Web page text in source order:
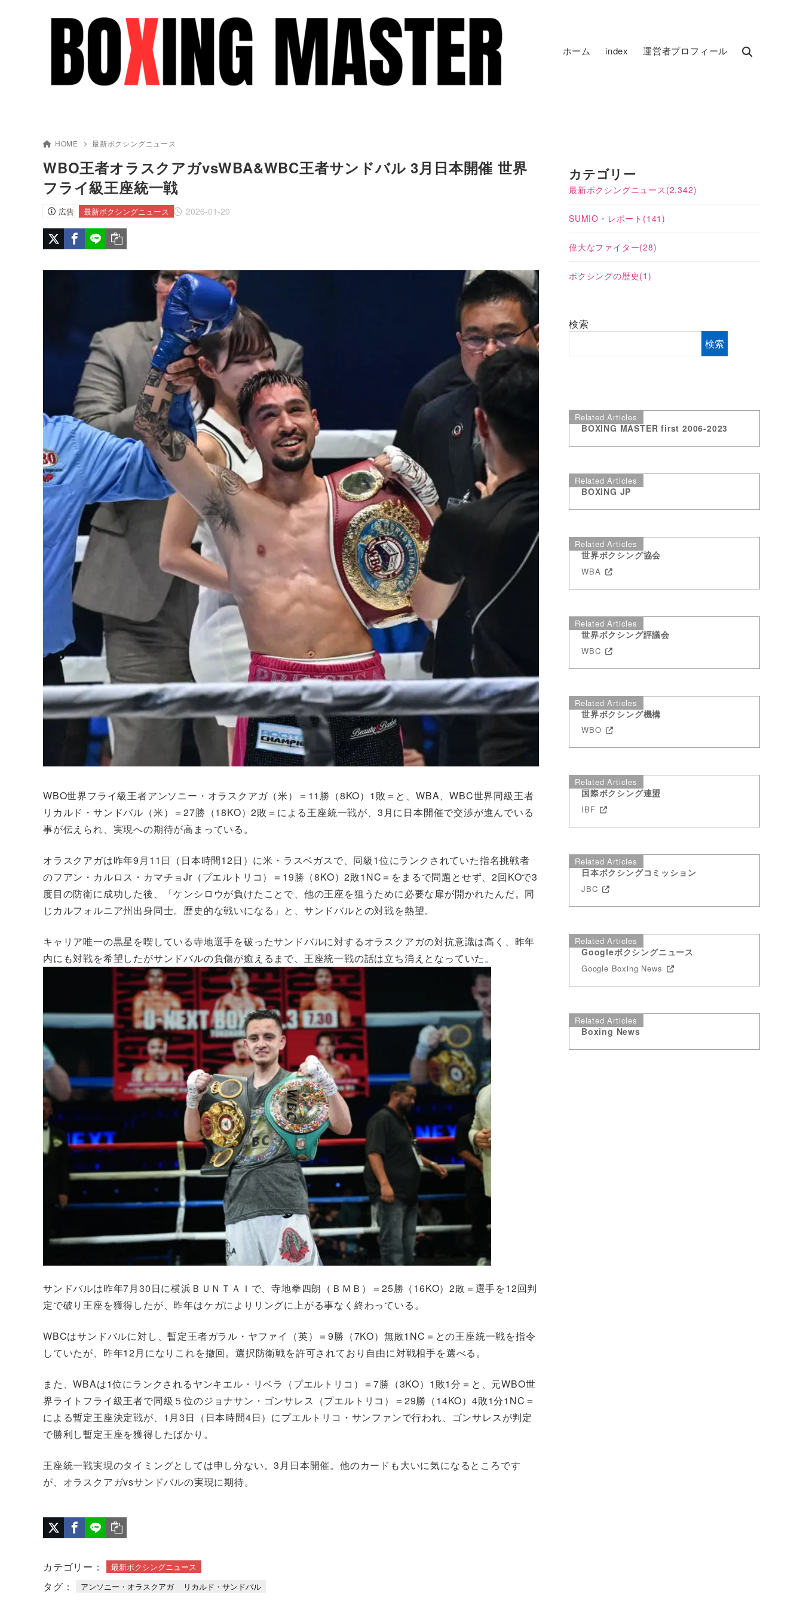
ホーム index 運営者プロフィール
HOME 最新ボクシングニュース
WBO王者オラスクアガvsWBA&WBC王者サンドバル 3月日本開催 世界
フライ級王座統一戦
広告 2026-01-20
最新ボクシングニュース
WBO世界フライ級王者アンソニー・オラスクアガ（米）＝11勝（8KO）1敗＝と、WBA、WBC世界同級王者
リカルド・サンドバル（米）＝27勝（18KO）2敗＝による王座統一戦が、3月に日本開催で交渉が進んでいる
事が伝えられ、実現への期待が高まっている。
オラスクアガは昨年9月11日（日本時間12日）に米・ラスベガスで、同級1位にランクされていた指名挑戦者
のフアン・カルロス・カマチョJr（プエルトリコ）＝19勝（8KO）2敗1NC＝をまるで問題とせず、2回KOで3
度目の防衛に成功した後、「ケンシロウが負けたことで、他の王座を狙うために必要な扉が開かれたんだ。同
じカルフォルニア州出身同士。歴史的な戦いになる」と、サンドバルとの対戦を熱望。
キャリア唯一の黒星を喫している寺地選手を破ったサンドバルに対するオラスクアガの対抗意識は高く、昨年
内にも対戦を希望したがサンドバルの負傷が癒えるまで、王座統一戦の話は立ち消えとなっていた。
サンドバルは昨年7月30日に横浜ＢＵＮＴＡＩで、寺地拳四朗（ＢＭＢ）＝25勝（16KO）2敗＝選手を12回判
定で破り王座を獲得したが、昨年はケガによりリングに上がる事なく終わっている。
WBCはサンドバルに対し、暫定王者ガラル・ヤファイ（英）＝9勝（7KO）無敗1NC＝との王座統一戦を指令
していたが、昨年12月になりこれを撤回。選択防衛戦を許可されており自由に対戦相手を選べる。
また、WBAは1位にランクされるヤンキエル・リベラ（プエルトリコ）＝7勝（3KO）1敗1分＝と、元WBO世
界ライトフライ級王者で同級５位のジョナサン・ゴンサレス（プエルトリコ）＝29勝（14KO）4敗1分1NC＝
による暫定王座決定戦が、1月3日（日本時間4日）にプエルトリコ・サンファンで行われ、ゴンサレスが判定
で勝利し暫定王座を獲得したばかり。
王座統一戦実現のタイミングとしては申し分ない。3月日本開催。他のカードも大いに気になるところです
が、オラスクアガvsサンドバルの実現に期待。
カテゴリー： 最新ボクシングニュース
タグ： アンソニー・オラスクアガ リカルド・サンドバル
カテゴリー
最新ボクシングニュース (2,342)
SUMIO・レポート (141)
偉大なファイター(28)
ボクシングの歴史(1)
検索
検索
Related Articles
BOXING MASTER first 2006-2023
Related Articles
BOXING JP
Related Articles
世界ボクシング協会
WBA
Related Articles
世界ボクシング評議会
WBC
Related Articles
世界ボクシング機構
WBO
Related Articles
国際ボクシング連盟
IBF
Related Articles
日本ボクシングコミッション
JBC
Related Articles
Googleボクシングニュース
Google Boxing News
Related Articles
Boxing News